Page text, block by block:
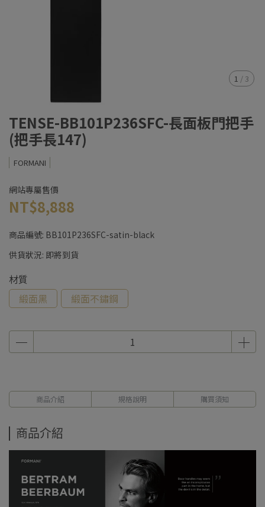
1 / 3
TENSE-BB101P236SFC-長面板門把手
(把手長147)
FORMANI
網站專屬售價
NT$8,888
商品編號: BB101P236SFC-satin-black
供貨狀況: 即將到貨
材質
緞面黑
緞面不鏽鋼
商品介紹 規格說明 購買須知
商品介紹